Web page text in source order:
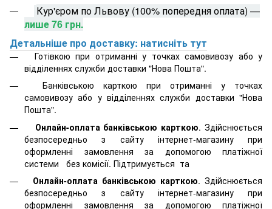
Кур'єром по Львову (100% попередня оплата) —
лише 76 грн.
Детальніше про доставку: натисніть тут
Готівкою при отриманні у точках самовивозу або у
відділеннях служби доставки "Нова Пошта".
Банківською карткою при отриманні у точках
самовивозу або у відділеннях служби доставки "Нова
Пошта".
Онлайн-оплата банківською карткою. Здійснюється
безпосередньо з сайту інтернет-магазину при
оформленні замовлення за допомогою платіжної
системи
без комісії. Підтримується та
Онлайн-оплата банківською карткою. Здійснюється
безпосередньо з сайту інтернет-магазину при
оформленні замовлення за допомогою платіжної